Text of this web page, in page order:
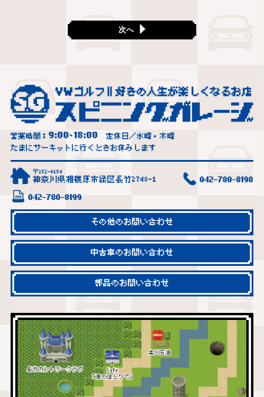
次へ
営業時間： 9:00~18:00
定休日／水曜・木曜
たまにサーキットに行くときお休みします
〒252-0154
神奈川県相模原市緑区長竹2748-1 042-780-8198
042-780-8199
その他のお問い合わせ
中古車のお問い合わせ
部品のお問い合わせ